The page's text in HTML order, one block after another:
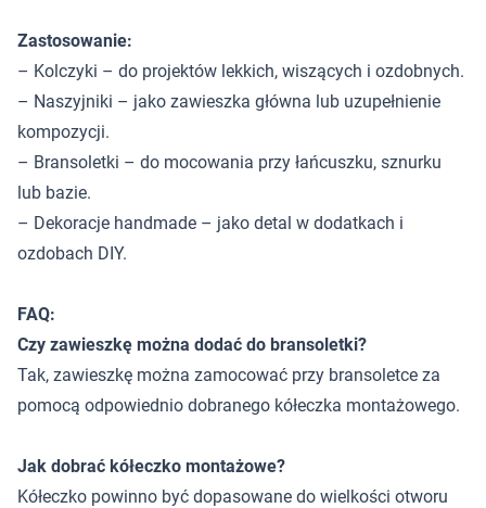
Zastosowanie:
– Kolczyki – do projektów lekkich, wiszących i ozdobnych.
– Naszyjniki – jako zawieszka główna lub uzupełnienie
kompozycji.
– Bransoletki – do mocowania przy łańcuszku, sznurku
lub bazie.
– Dekoracje handmade – jako detal w dodatkach i
ozdobach DIY.
FAQ:
Czy zawieszkę można dodać do bransoletki?
Tak, zawieszkę można zamocować przy bransoletce za
pomocą odpowiednio dobranego kółeczka montażowego.
Jak dobrać kółeczko montażowe?
Kółeczko powinno być dopasowane do wielkości otworu